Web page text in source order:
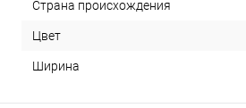
Страна происхождения
Цвет
Ширина